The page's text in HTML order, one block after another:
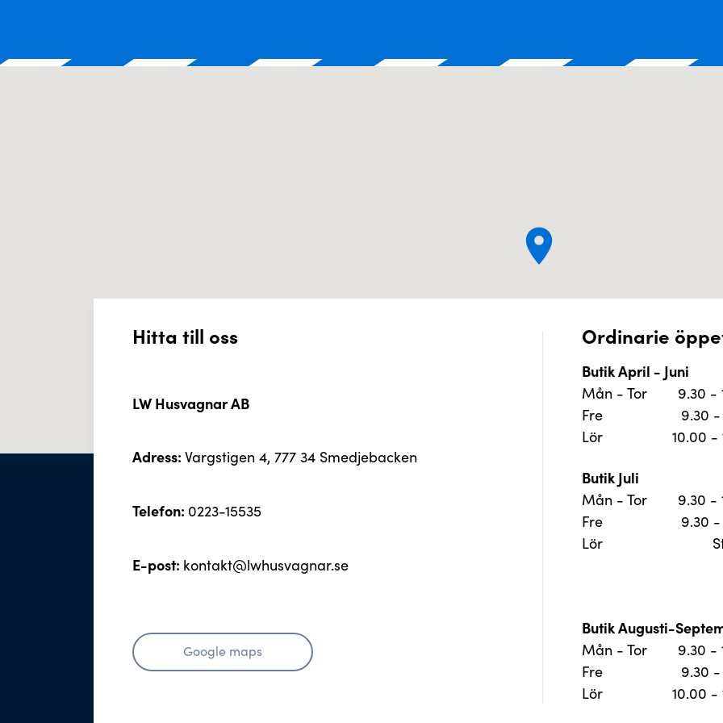
Hitta till oss
LW Husvagnar AB
Adress: Vargstigen 4, 777 34 Smedjebacken
Telefon: 0223-15535
E-post: kontakt@lwhusvagnar.se
Google maps
Ordinarie
Butik April - Juni
Mån - Tor
9.30 -
Fre
9.30 -
Lör
10.00 -
Butik Juli
Mån - Tor
9.30 -
Fre
9.30 -
Lör
Butik Augusti-
Mån - Tor
9.30 -
Fre
9.30 -
Lör
10.00 -